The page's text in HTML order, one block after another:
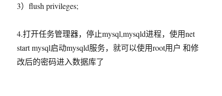
3）flush privileges;
4.打开任务管理器，停止mysql,mysqld进程，使用net
start mysql启动mysqld服务，就可以使用root用户 和修
改后的密码进入数据库了